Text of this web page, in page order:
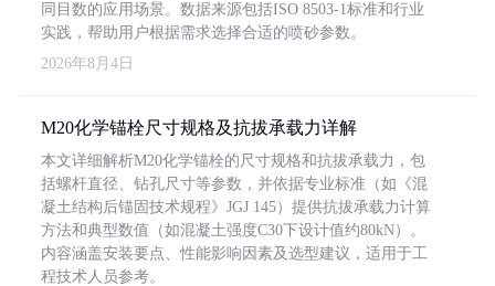
同目数的应用场景。数据来源包括ISO 8503-1标准和行业
实践，帮助用户根据需求选择合适的喷砂参数。
2026年8月4日
M20化学锚栓尺寸规格及抗拔承载力详解
本文详细解析M20化学锚栓的尺寸规格和抗拔承载力，包
括螺杆直径、钻孔尺寸等参数，并依据专业标准（如《混
凝土结构后锚固技术规程》JGJ 145）提供抗拔承载力计算
方法和典型数值（如混凝土强度C30下设计值约80kN）。
内容涵盖安装要点、性能影响因素及选型建议，适用于工
程技术人员参考。